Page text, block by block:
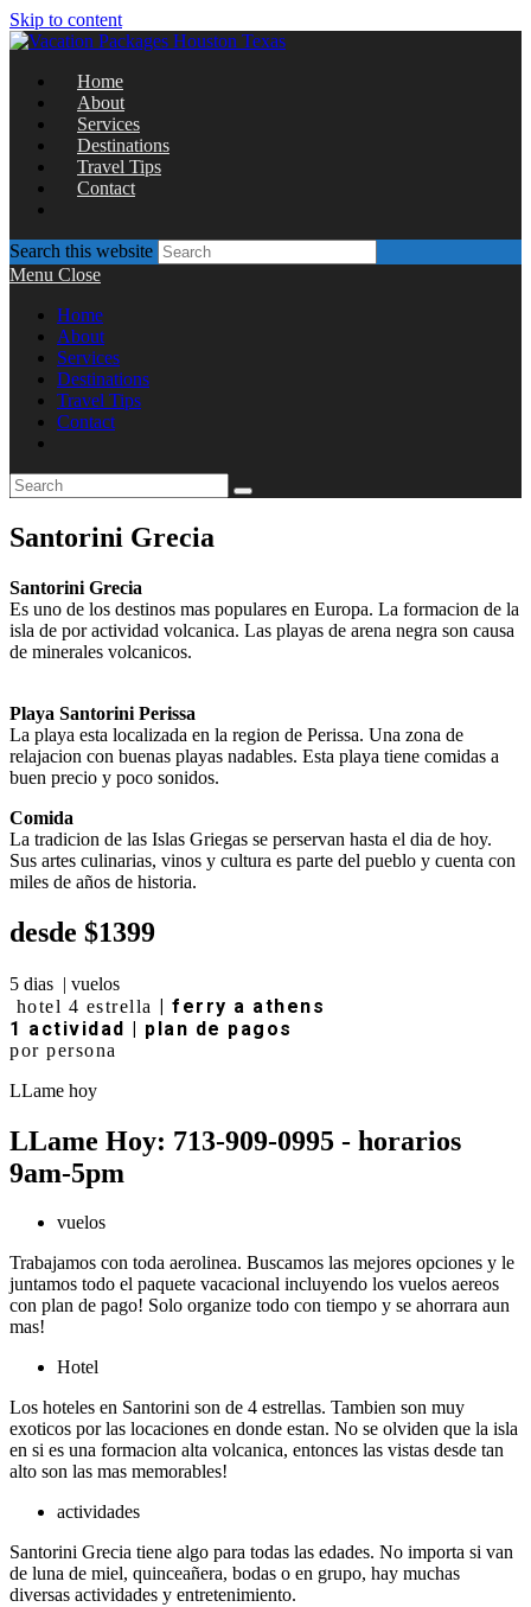
Skip to content
Home
About
Services
Destinations
Travel Tips
Contact
Search this website
Menu Close
Home
About
Services
Destinations
Travel Tips
Contact
Santorini Grecia
Santorini Grecia
Es uno de los destinos mas populares en Europa. La formacion de la
isla de por actividad volcanica. Las playas de arena negra son causa
de minerales volcanicos.
Playa Santorini Perissa
La playa esta localizada en la region de Perissa. Una zona de
relajacion con buenas playas nadables. Esta playa tiene comidas a
buen precio y poco sonidos.
Comida
La tradicion de las Islas Griegas se perservan hasta el dia de hoy.
Sus artes culinarias, vinos y cultura es parte del pueblo y cuenta con
miles de años de historia.
desde $1399
5 dias | vuelos
hotel 4 estrella | ferry a athens
1 actividad | plan de pagos
por persona
LLame hoy
LLame Hoy: 713-909-0995 - horarios
9am-5pm
vuelos
Trabajamos con toda aerolinea. Buscamos las mejores opciones y le
juntamos todo el paquete vacacional incluyendo los vuelos aereos
con plan de pago! Solo organize todo con tiempo y se ahorrara aun
mas!
Hotel
Los hoteles en Santorini son de 4 estrellas. Tambien son muy
exoticos por las locaciones en donde estan. No se olviden que la isla
en si es una formacion alta volcanica, entonces las vistas desde tan
alto son las mas memorables!
actividades
Santorini Grecia tiene algo para todas las edades. No importa si van
de luna de miel, quinceañera, bodas o en grupo, hay muchas
diversas actividades y entretenimiento.